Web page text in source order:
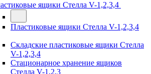
ящики Стелла V-1,2,3,4
Пластиковые ящики Стелла V-1,2,3,4
Складские пластиковые ящики Стелла
V-1,2,3,4
Стационарное хранение ящиков
Стелла V-1,2,3